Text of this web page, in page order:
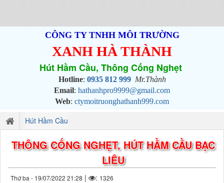
CÔNG TY TNHH MÔI TRƯỜNG
XANH HÀ THÀNH
Hút Hầm Cầu, Thông Cống Nghẹt
Hotline: 0935 812 999 Mr.Thành
Email: hathanhpro9999@gmail.com
Web: ctymoitruonghathanh999.com
Hút Hầm Cầu
THÔNG CỐNG NGHẸT, HÚT HẦM CẦU BẠC
LIÊU
Thứ ba - 19/07/2022 21:28 | : 1326